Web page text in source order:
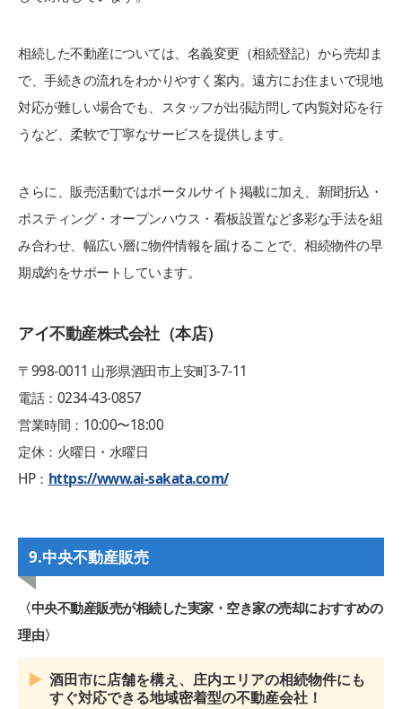
相続した不動産については、名義変更（相続登記）から売却ま
で、手続きの流れをわかりやすく案内。遠方にお住まいで現地
対応が難しい場合でも、スタッフが出張訪問して内覧対応を行
うなど、柔軟で丁寧なサービスを提供します。
さらに、販売活動ではポータルサイト掲載に加え、新聞折込・
ポスティング・オープンハウス・看板設置など多彩な手法を組
み合わせ、幅広い層に物件情報を届けることで、相続物件の早
期成約をサポートしています。
アイ不動産株式会社（本店）
〒998-0011 山形県酒田市上安町3-7-11
電話：0234-43-0857
営業時間：10:00〜18:00
定休：火曜日・水曜日
HP： https://www.ai-sakata.com/
9.中央不動産販売
〈中央不動産販売が相続した実家・空き家の売却におすすめの
理由〉
酒田市に店舗を構え、庄内エリアの相続物件にも
すぐ対応できる地域密着型の不動産会社！